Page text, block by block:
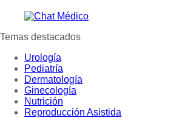
Temas destacados
Urología
Pediatría
Dermatología
Ginecología
Nutrición
Reproducción Asistida